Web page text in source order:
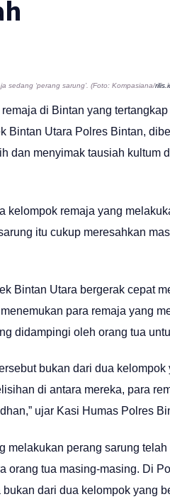
sedang ‘perang sarung’. (Foto: Kompasiana/
di Bintan yang tertangkap
Bintan Utara Polres Bintan,
dan menyimak tausiah kultum
remaja yang
itu cukup meresahkan
Bintan Utara bergerak cepat
para remaja yang
didampingi oleh orang tua
bukan dari dua
di antara mereka, para
ujar Kasi Humas Polres
melakukan perang sarung
orang tua masing-masing. Di
dari dua kelompok yang